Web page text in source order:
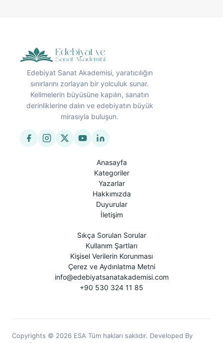
Edebiyat Sanat Akademisi, yaratıcılığın
sınırlarını zorlayan bir yolculuk sunar.
Kelimelerin büyüsüne kapılın, sanatın
derinliklerine dalın ve edebiyatın büyük
mirasıyla buluşun.
Anasayfa
Kategoriler
Yazarlar
Hakkımızda
Duyurular
İletişim
Sıkça Sorulan Sorular
Kullanım Şartları
Kişisel Verilerin Korunması
Çerez ve Aydınlatma Metni
info@edebiyatsanatakademisi.com
+90 530 324 11 85
Copyrights © 2026 ESA Tüm hakları saklıdır. Developed By